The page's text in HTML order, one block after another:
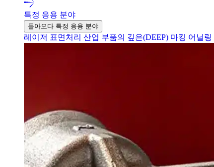
특정 응용 분야
돌아오다 특정 응용 분야
레이저 표면처리 산업 부품의 깊은(DEEP) 마킹 어닐링